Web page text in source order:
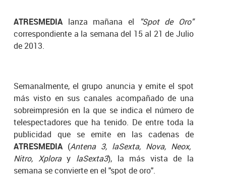
ATRESMEDIA lanza mañana el
"Spot de Oro"
correspondiente a la semana del 15 al 21 de Julio
de 2013.
Semanalmente, el grupo anuncia y emite el spot
más visto en sus canales acompañado de una
sobreimpresión en la que se indica el número de
telespectadores que ha tenido. De entre toda la
publicidad que se emite en las cadenas de
ATRESMEDIA (Antena 3, laSexta, Nova, Neox,
Nitro, Xploray laSexta3), la más vista de la
semana se convierte en el "spot de oro".